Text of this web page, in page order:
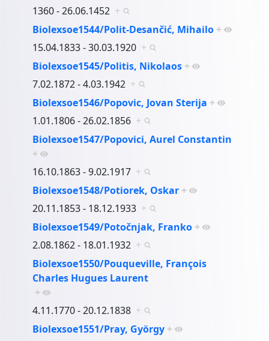
1360 - 26.06.1452 +
Biolexsoe1544/Polit-Desančić, Mihailo +
15.04.1833 - 30.03.1920 +
Biolexsoe1545/Politis, Nikolaos +
7.02.1872 - 4.03.1942 +
Biolexsoe1546/Popovic, Jovan Sterija +
1.01.1806 - 26.02.1856 +
Biolexsoe1547/Popovici, Aurel Constantin
+
16.10.1863 - 9.02.1917 +
Biolexsoe1548/Potiorek, Oskar +
20.11.1853 - 18.12.1933 +
Biolexsoe1549/Potočnjak, Franko +
2.08.1862 - 18.01.1932 +
Biolexsoe1550/Pouqueville, François
Charles Hugues Laurent
+
4.11.1770 - 20.12.1838 +
Biolexsoe1551/Pray, György +